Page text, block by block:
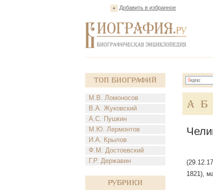
Добавить в избранное
Топ Биографий
М.В. Ломоносов
В.А. Жуковский
А.С. Пушкин
М.Ю. Лермонтов
И.А. Крылов
Ф.М. Достоевский
Г.Р. Державин
Рубрики
А Б
1821),